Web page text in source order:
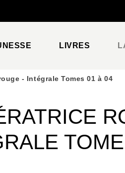
LIVRES
- Intégrale Tomes 01 à 04